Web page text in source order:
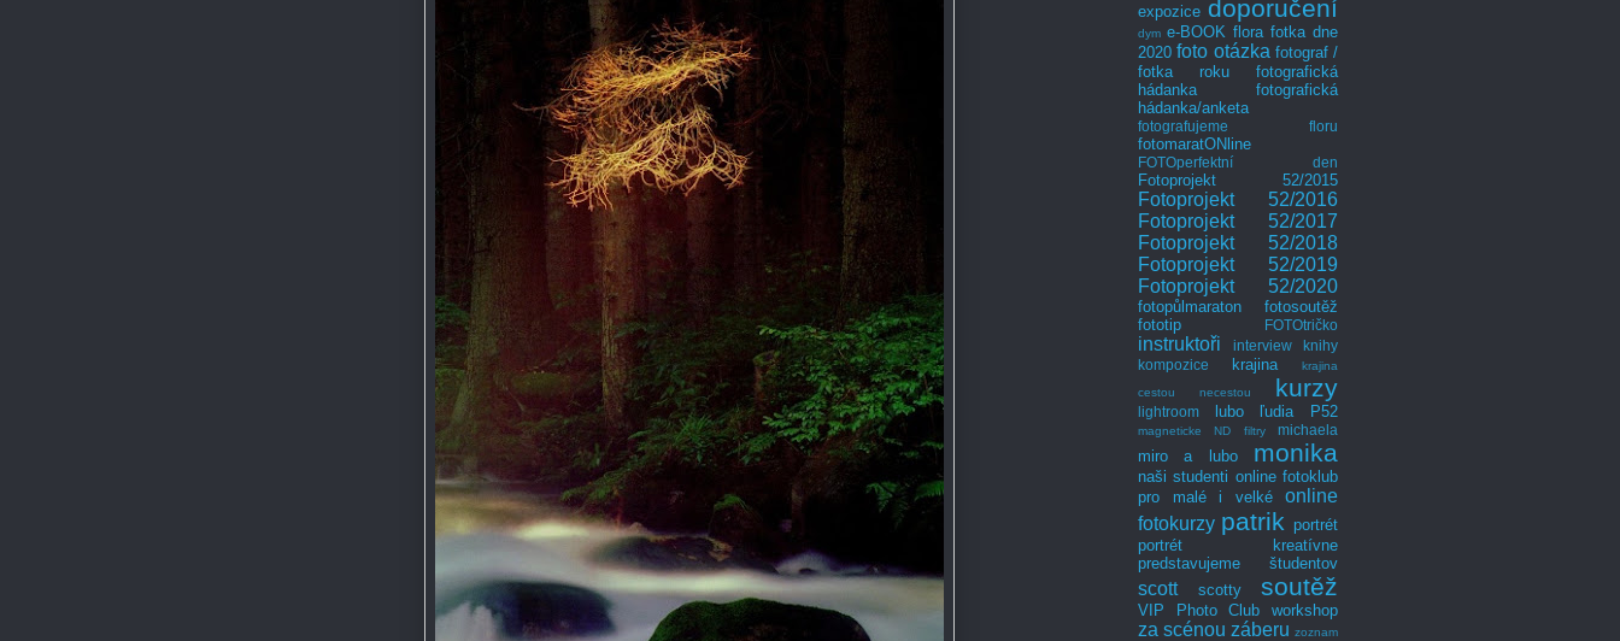
expozice doporučení
dym e-BOOK flora fotka dne
2020 foto otázka fotograf /
fotka roku
fotografická
hádanka
fotografická
hádanka/anketa
fotografujeme floru
fotomaratONline
FOTOperfektní den
Fotoprojekt 52/2015
Fotoprojekt 52/2016
Fotoprojekt 52/2017
Fotoprojekt 52/2018
Fotoprojekt 52/2019
Fotoprojekt 52/2020
fotopůlmaraton
fotosoutěž
fototip
FOTOtričko
instruktoři interview
knihy
kompozice
krajina
krajina
cestou necestou
kurzy
lightroom lubo ľudia P52
magneticke ND filtry michaela
miro a lubo monika
naši studenti online fotoklub
pro malé i velké
online
fotokurzy patrik portrét
portrét kreatívne
predstavujeme študentov
scott scotty soutěž
VIP Photo Club workshop
za scénou záberu zoznam